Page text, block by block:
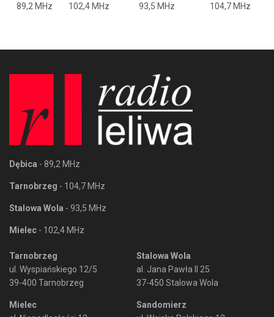
89,2 MHz
102,4 MHz 93,5 MHz 104,7 MHz
Dębica - 89,2 MHz
Tarnobrzeg - 104,7 MHz
Stalowa Wola - 93,5 MHz
Mielec - 102,4 MHz
Tarnobrzeg
ul. Wyspiańskiego 12/5
39-400 Tarnobrzeg
Mielec
Stalowa Wola
al. Jana Pawła II 25
37-450 Stalowa Wola
Sandomierz